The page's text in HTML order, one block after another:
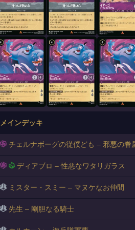
メインデッキ
チェルナボーグの従僕ども – 邪悪の眷
ディアブロ – 性悪なワタリガラス
ミスター・スミー – マヌケなお仲間
先生 – 剛胆なる騎士